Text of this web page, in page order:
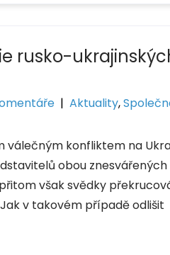
rusko-
|Aktuality,
válečným konfliktem na
obou znesvářených
však svědky
v takovém případě odlišit